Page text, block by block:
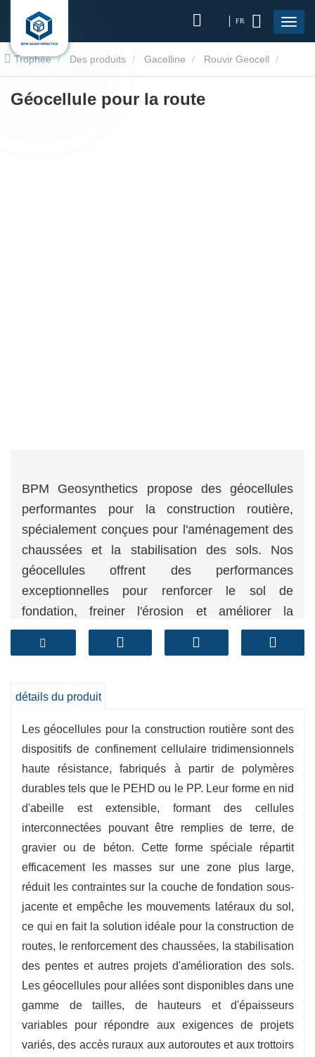
FR
Trophée Des produits Gacelline Rouvir Geocell
Géocellule pour la route
Géocellule pour la route
BPM Geosynthetics propose des géocellules
performantes pour la construction routière,
spécialement conçues pour l'aménagement des
chaussées et la stabilisation des sols. Nos
géocellules offrent des performances
exceptionnelles pour renforcer le sol de
fondation, freiner l'érosion et améliorer la
portance des routes, qu'elles soient bitumées ou
non.
PEHD de première qualité, les géocellules BPM
environnementales difficiles.
-Excellente stabilisation du sol: Améliore la
stabilité du sous-sol, réduit le tassement et
empêche la migration du sol.
-Installation flexible et facile: Léger, adaptable
aux pentes, aux remblais et aux terrains
accidentés, économisant du temps et du travail.
:Fabriqué dans notre
constante, des dimensions uniques et des
performances globales fiables pour les projets
de rue à grande échelle.
détails du produit
Les géocellules pour la construction routière sont des
dispositifs de confinement cellulaire tridimensionnels
haute résistance, fabriqués à partir de polymères
durables tels que le PEHD ou le PP. Leur forme en nid
d'abeille est extensible, formant des cellules
interconnectées pouvant être remplies de terre, de
gravier ou de béton. Cette forme spéciale répartit
efficacement les masses sur une zone plus large,
réduit les contraintes sur la couche de fondation sous-
jacente et empêche les mouvements latéraux du sol,
ce qui en fait la solution idéale pour la construction de
routes, le renforcement des chaussées, la stabilisation
des pentes et autres projets d'amélioration des sols.
Les géocellules pour allées sont disponibles dans une
gamme de tailles, de hauteurs et d'épaisseurs
variables pour répondre aux exigences de projets
variés, des accès ruraux aux autoroutes et aux trottoirs